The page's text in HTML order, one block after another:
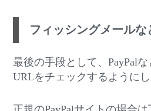
フィッシングメールな
最後の手段として、PayPal
URLをチェックするようにし